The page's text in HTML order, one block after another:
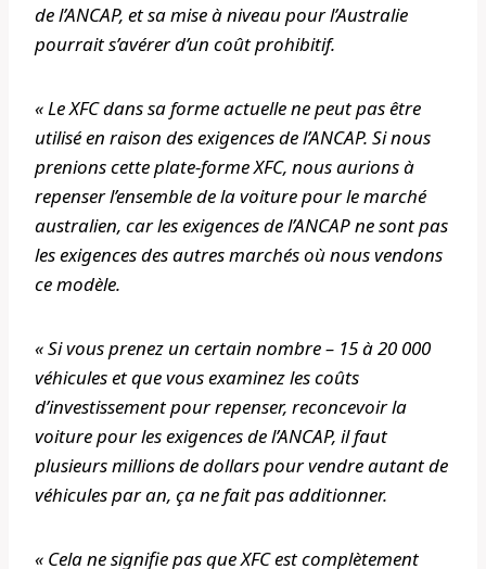
de l’ANCAP, et sa mise à niveau pour l’Australie
pourrait s’avérer d’un coût prohibitif.
« Le XFC dans sa forme actuelle ne peut pas être
utilisé en raison des exigences de l’ANCAP. Si nous
prenions cette plate-forme XFC, nous aurions à
repenser l’ensemble de la voiture pour le marché
australien, car les exigences de l’ANCAP ne sont pas
les exigences des autres marchés où nous vendons
ce modèle.
« Si vous prenez un certain nombre – 15 à 20 000
véhicules et que vous examinez les coûts
d’investissement pour repenser, reconcevoir la
voiture pour les exigences de l’ANCAP, il faut
plusieurs millions de dollars pour vendre autant de
véhicules par an, ça ne fait pas additionner.
« Cela ne signifie pas que XFC est complètement